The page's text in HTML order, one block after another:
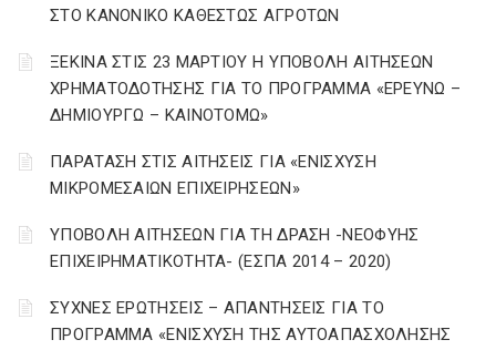
ΣΤΟ ΚΑΝΟΝΙΚΟ ΚΑΘΕΣΤΩΣ ΑΓΡΟΤΩΝ
ΞΕΚΙΝΑ ΣΤΙΣ 23 ΜΑΡΤΙΟΥ Η ΥΠΟΒΟΛΗ ΑΙΤΗΣΕΩΝ
ΧΡΗΜΑΤΟΔΟΤΗΣΗΣ ΓΙΑ ΤΟ ΠΡΟΓΡΑΜΜΑ «ΕΡΕΥΝΩ –
ΔΗΜΙΟΥΡΓΩ – ΚΑΙΝΟΤΟΜΩ»
ΠΑΡΑΤΑΣΗ ΣΤΙΣ ΑΙΤΗΣΕΙΣ ΓΙΑ «ΕΝΙΣΧΥΣΗ
ΜΙΚΡΟΜΕΣΑΙΩΝ ΕΠΙΧΕΙΡΗΣΕΩΝ»
ΥΠΟΒΟΛΗ ΑΙΤΗΣΕΩΝ ΓΙΑ ΤΗ ΔΡΑΣΗ -ΝΕΟΦΥΗΣ
ΕΠΙΧΕΙΡΗΜΑΤΙΚΟΤΗΤΑ- (ΕΣΠΑ 2014 – 2020)
ΣΥΧΝΕΣ ΕΡΩΤΗΣΕΙΣ – ΑΠΑΝΤΗΣΕΙΣ ΓΙΑ ΤΟ
ΠΡΟΓΡΑΜΜΑ «ΕΝΙΣΧΥΣΗ ΤΗΣ ΑΥΤΟΑΠΑΣΧΟΛΗΣΗΣ